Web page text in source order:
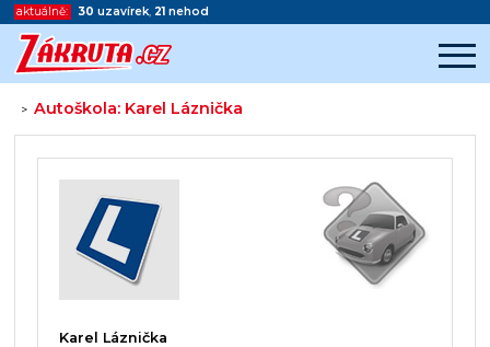
aktuálně: 30 uzavírek, 21 nehod
>Autoškola: Karel Láznička
Začátek reklamy
Konec reklamy
Karel Láznička